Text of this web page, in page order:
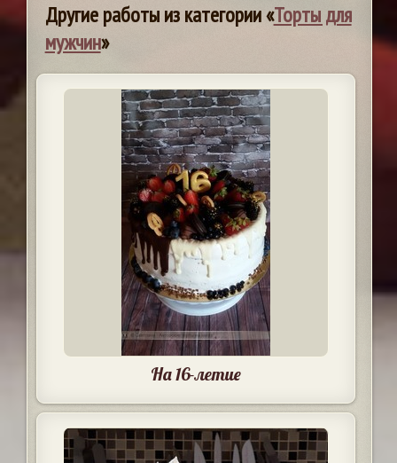
Другие работы из категории «Торты для
мужчин»
На 16-летие